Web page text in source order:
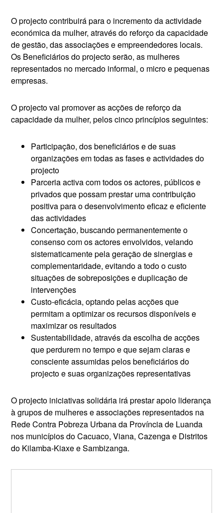
O projecto contribuirá para o incremento da actividade
económica da mulher, através do reforço da capacidade
de gestão, das associações e empreendedores locais.
Os Beneficiários do projecto serão, as mulheres
representados no mercado informal, o micro e pequenas
empresas.
O projecto vai promover as acções de reforço da
capacidade da mulher, pelos cinco princípios seguintes:
Participação, dos beneficiários e de suas
organizações em todas as fases e actividades do
projecto
Parceria activa com todos os actores, públicos e
privados que possam prestar uma contribuição
positiva para o desenvolvimento eficaz e eficiente
das actividades
Concertação, buscando permanentemente o
consenso com os actores envolvidos, velando
sistematicamente pela geração de sinergias e
complementaridade, evitando a todo o custo
situações de sobreposições e duplicação de
intervenções
Custo-eficácia, optando pelas acções que
permitam a optimizar os recursos disponíveis e
maximizar os resultados
Sustentabilidade, através da escolha de acções
que perdurem no tempo e que sejam claras e
consciente assumidas pelos beneficiários do
projecto e suas organizações representativas
O projecto iniciativas solidária irá prestar apoio liderança
à grupos de mulheres e associações representados na
Rede Contra Pobreza Urbana da Província de Luanda
nos municípios do Cacuaco, Viana, Cazenga e Distritos
do Kilamba-Kiaxe e Sambizanga.